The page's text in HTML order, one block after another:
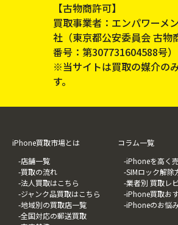
iPhone買取市場とは
-店舗一覧
-買取の流れ
-法人買取はこちら
-ジャンク品買取はこちら
-地域別の買取店一覧
-全国対応の郵送買取
コラム一覧
-iPhoneを高く
-SIMロック解除
-業者別 買取レ
-iPhone買取お
-iPhoneのお悩
【古物商許可】
買取事業者：エンパワーメ
社（東京都公安委員会 古物
番号：第307731604588号）
※当サイトは買取の媒介の
す。